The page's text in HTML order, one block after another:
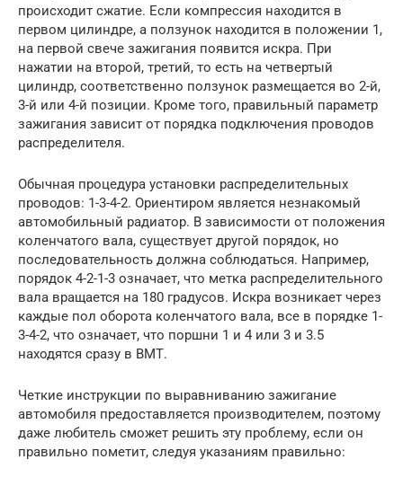
происходит сжатие. Если компрессия находится в
первом цилиндре, а ползунок находится в положении 1,
на первой свече зажигания появится искра. При
нажатии на второй, третий, то есть на четвертый
цилиндр, соответственно ползунок размещается во 2-й,
3-й или 4-й позиции. Кроме того, правильный параметр
зажигания зависит от порядка подключения проводов
распределителя.
Обычная процедура установки распределительных
проводов: 1-3-4-2. Ориентиром является незнакомый
автомобильный радиатор. В зависимости от положения
коленчатого вала, существует другой порядок, но
последовательность должна соблюдаться. Например,
порядок 4-2-1-3 означает, что метка распределительного
вала вращается на 180 градусов. Искра возникает через
каждые пол оборота коленчатого вала, все в порядке 1-
3-4-2, что означает, что поршни 1 и 4 или 3 и 3.5
находятся сразу в ВМТ.
Четкие инструкции по выравниванию зажигание
автомобиля предоставляется производителем, поэтому
даже любитель сможет решить эту проблему, если он
правильно пометит, следуя указаниям правильно: